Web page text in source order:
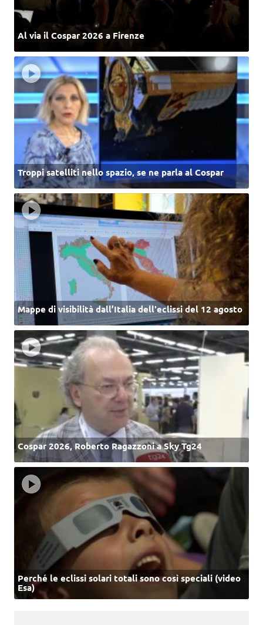
Al via il Cospar 2026 a Firenze
Troppi satelliti nello spazio, se ne parla al Cospar
Mappe di visibilità dall’Italia dell'eclissi del 12 agosto
Cospar 2026, Roberto Ragazzoni a Sky Tg24
Perché le eclissi solari totali sono così speciali (video
Esa)